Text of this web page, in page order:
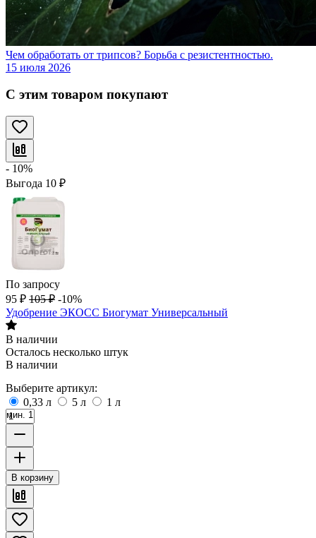
Чем обработать от трипсов? Борьба с резистентностью.
15 июля 2026
С этим товаром покупают
- 10%
Выгода 10 ₽
По запросу
95 ₽ 105 ₽ -10%
Удобрение ЭКОСС Биогумат Универсальный
В наличии
Осталось несколько штук
В наличии
Выберите артикул:
0,33 л
5 л 1 л
мин. 1
В корзину